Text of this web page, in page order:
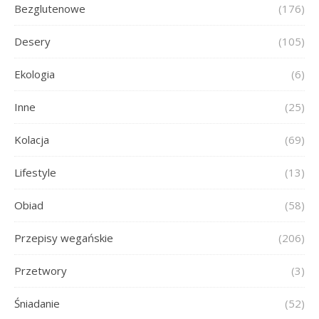
Bezglutenowe (176)
Desery (105)
Ekologia (6)
Inne (25)
Kolacja (69)
Lifestyle (13)
Obiad (58)
Przepisy wegańskie (206)
Przetwory (3)
Śniadanie (52)